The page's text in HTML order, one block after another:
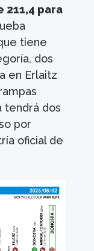
211,4 para
tiene
dos
en Erlaitz
tendrá dos
por
oficial de